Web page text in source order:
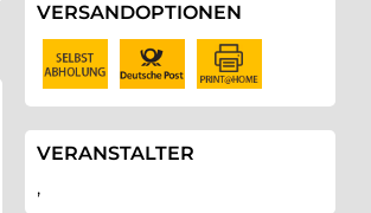
VERSANDOPTIONEN
VERANSTALTER
,